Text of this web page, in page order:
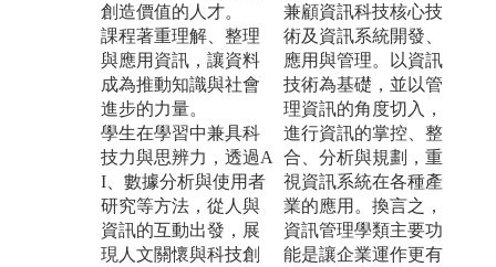
創造價值的人才。
課程著重理解、整理
與應用資訊，讓資料
成為推動知識與社會
進步的力量。
學生在學習中兼具科
技力與思辨力，透過A
I、數據分析與使用者
研究等方法，從人與
資訊的互動出發，展
現人文關懷與科技創
兼顧資訊科技核心技
術及資訊系統開發、
應用與管理。以資訊
技術為基礎，並以管
理資訊的角度切入，
進行資訊的掌控、整
合、分析與規劃，重
視資訊系統在各種產
業的應用。換言之，
資訊管理學類主要功
能是讓企業運作更有